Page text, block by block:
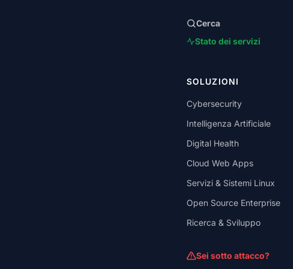
Cerca
Stato dei servizi
SOLUZIONI
Cybersecurity
Intelligenza Artificiale
Digital Health
Cloud Web Apps
Servizi & Sistemi Linux
Open Source Enterprise
Ricerca & Sviluppo
Sei sotto attacco?